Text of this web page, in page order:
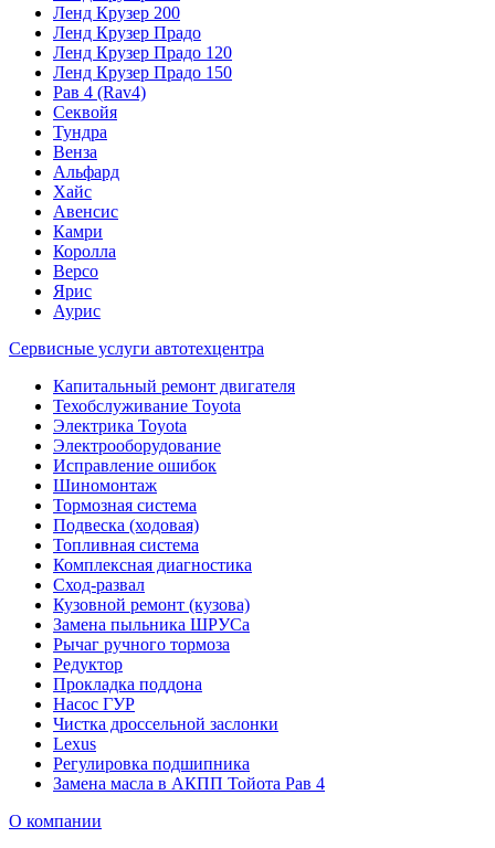
Ленд Крузер 200
Ленд Крузер Прадо
Ленд Крузер Прадо 120
Ленд Крузер Прадо 150
Рав 4 (Rav4)
Секвойя
Тундра
Венза
Альфард
Хайс
Авенсис
Камри
Королла
Версо
Ярис
Аурис
Сервисные услуги автотехцентра
Капитальный ремонт двигателя
Техобслуживание Toyota
Электрика Toyota
Электрооборудование
Исправление ошибок
Шиномонтаж
Тормозная система
Подвеска (ходовая)
Топливная система
Комплексная диагностика
Сход-развал
Кузовной ремонт (кузова)
Замена пыльника ШРУСа
Рычаг ручного тормоза
Редуктор
Прокладка поддона
Насос ГУР
Чистка дроссельной заслонки
Lexus
Регулировка подшипника
Замена масла в АКПП Тойота Рав 4
О компании